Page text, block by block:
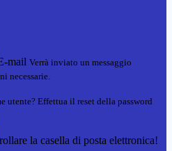
mail Verrà inviato un messaggio
necessarie.
utente? Effettua il reset della password
la casella di posta elettronica!